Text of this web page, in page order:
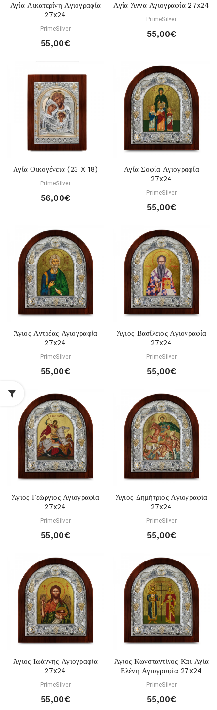
Αγία Αικατερίνη Αγιογραφία
27x24
PrimeSilver
55,00€
Αγία Άννα Αγιογραφία 27x24
PrimeSilver
55,00€
Αγία Οικογένεια (23 X 18)
PrimeSilver
56,00€
Αγία Σοφία Αγιογραφία
27x24
PrimeSilver
55,00€
Άγιος Αντρέας Αγιογραφία
27x24
PrimeSilver
55,00€
Άγιος Βασίλειος Αγιογραφία
27x24
PrimeSilver
55,00€
Άγιος Γεώργιος Αγιογραφία
27x24
PrimeSilver
55,00€
Άγιος Δημήτριος Αγιογραφία
27x24
PrimeSilver
55,00€
Άγιος Ιωάννης Αγιογραφία
27x24
PrimeSilver
55,00€
Άγιος Κωνσταντίνος Και Αγία
Ελένη Αγιογραφία 27x24
PrimeSilver
55,00€